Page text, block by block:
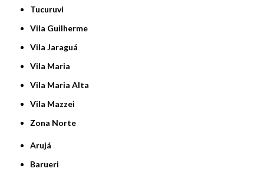
Tucuruvi
Vila Guilherme
Vila Jaraguá
Vila Maria
Vila Maria Alta
Vila Mazzei
Zona Norte
Arujá
Barueri